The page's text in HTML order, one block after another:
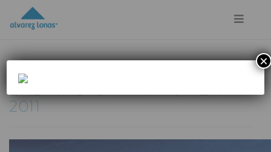
BAB NRO 197 – MAR / ABR
2011
×